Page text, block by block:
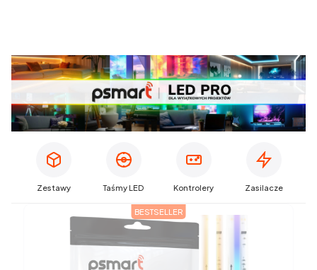
Zestawy Taśmy LED Kontrolery Zasilacze
BESTSELLER